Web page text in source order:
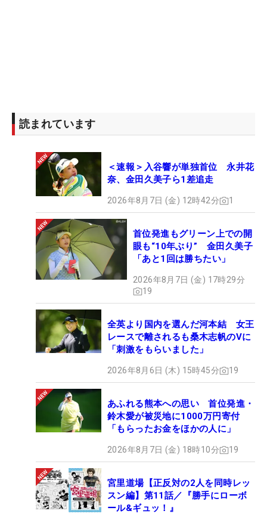
読まれています
＜速報＞入谷響が単独首位 永井花
奈、金田久美子ら1差追走
2026年8月7日 (金) 12時42分 1
首位発進もグリーン上での開
眼も“10年ぶり” 金田久美子
「あと1回は勝ちたい」
2026年8月7日 (金) 17時29分
19
全英より国内を選んだ河本結 女王
レースで離されるも桑木志帆のVに
「刺激をもらいました」
2026年8月6日 (木) 15時45分 19
あふれる熊本への思い 首位発進・
鈴木愛が被災地に1000万円寄付
「もらったお金をほかの人に」
2026年8月7日 (金) 18時10分 19
宮里道場【正反対の2人を同時レッ
スン編】第11話／『勝手にローボ
ール&ギュッ！』